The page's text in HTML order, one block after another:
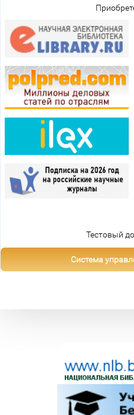
Тестовый
Система